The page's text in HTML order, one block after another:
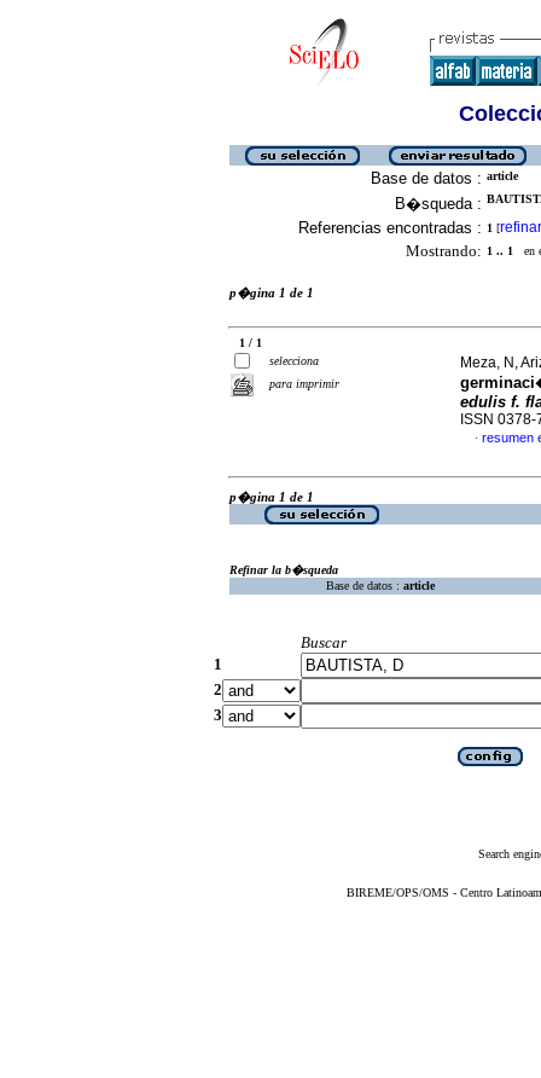
Base de datos : article
B�squeda :
Referencias encontradas : 1 [refinar
Mostrando: 1 .. 1 en
p�gina 1 de 1
1 / 1
selecciona
para imprimir
Meza, N,
edulis f.
ISSN 0378-
· resumen
p�gina 1 de 1
Refinar la b�squeda
Base de datos : article
Buscar
1
2
3
Search
BIREME/OPS/OMS - Centro